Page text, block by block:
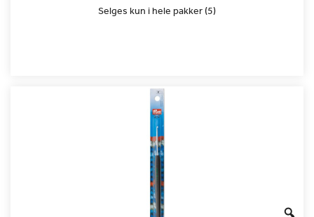
Selges kun i hele pakker (5)